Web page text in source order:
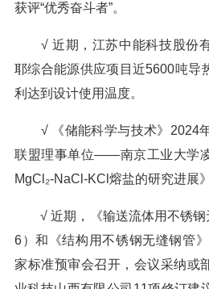
获评“优秀奋斗者”。
√ 近期，江苏中能科技股份
耶综合能源供应项目近5600吨导
利达到设计使用温度。
√ 《储能科学与技术》2024
联盟理事单位——南京工业大学
MgCl₂-NaCl-KCl熔盐的研究进展
√ 近期，《输送流体用不锈钢
6）和《结构用不锈钢无缝钢管
家标准预审会召开，会议采纳或